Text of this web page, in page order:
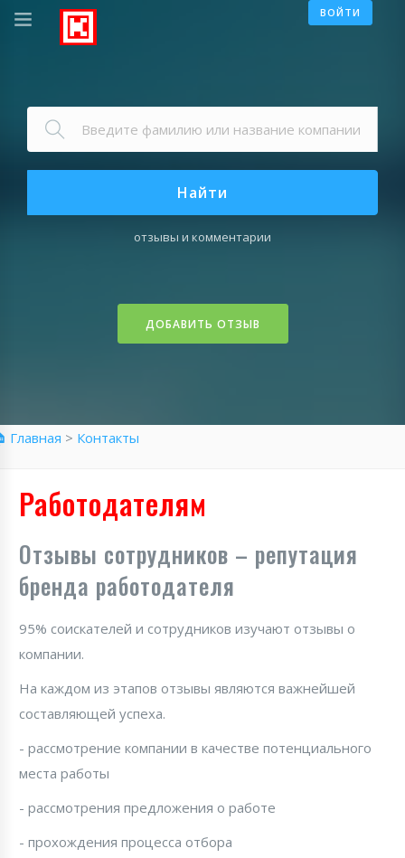
ВОЙТИ
Найти
отзывы и комментарии
ДОБАВИТЬ ОТЗЫВ
Главная > Контакты
Работодателям
Отзывы сотрудников – репутация
бренда работодателя
95% соискателей и сотрудников изучают отзывы о
компании.
На каждом из этапов отзывы являются важнейшей
составляющей успеха.
- рассмотрение компании в качестве потенциального
места работы
- рассмотрения предложения о работе
- прохождения процесса отбора